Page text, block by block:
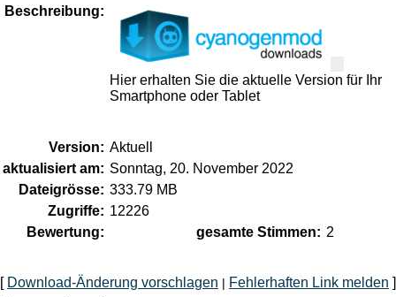
Beschreibung:
Hier erhalten Sie die aktuelle Version für Ihr
Smartphone oder Tablet
Version: Aktuell
aktualisiert am: Sonntag, 20. November 2022
Dateigrösse: 333.79 MB
Zugriffe: 12226
Bewertung:
gesamte Stimmen: 2
[ Download-Änderung vorschlagen Fehlerhaften Link melden ]